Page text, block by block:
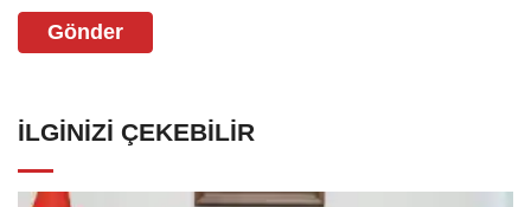
Gönder
İLGINIZI ÇEKEBILIR